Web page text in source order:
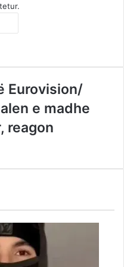
Eurovision/
e madhe
reagon